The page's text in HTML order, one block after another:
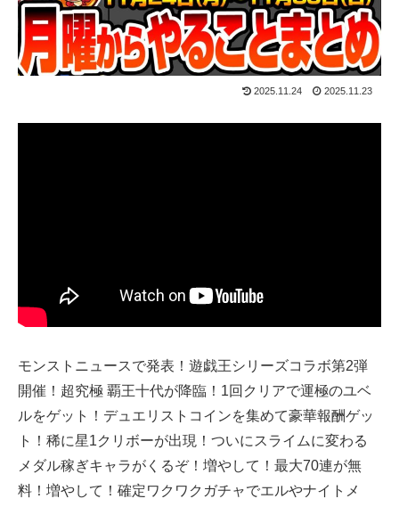
2025.11.24 2025.11.23
モンストニュースで発表！遊戯王シリーズコラボ第2弾
開催！超究極 覇王十代が降臨！1回クリアで運極のユベ
ルをゲット！デュエリストコインを集めて豪華報酬ゲッ
ト！稀に星1クリボーが出現！ついにスライムに変わる
メダル稼ぎキャラがくるぞ！増やして！最大70連が無
料！増やして！確定ワクワクガチャでエルやナイトメ